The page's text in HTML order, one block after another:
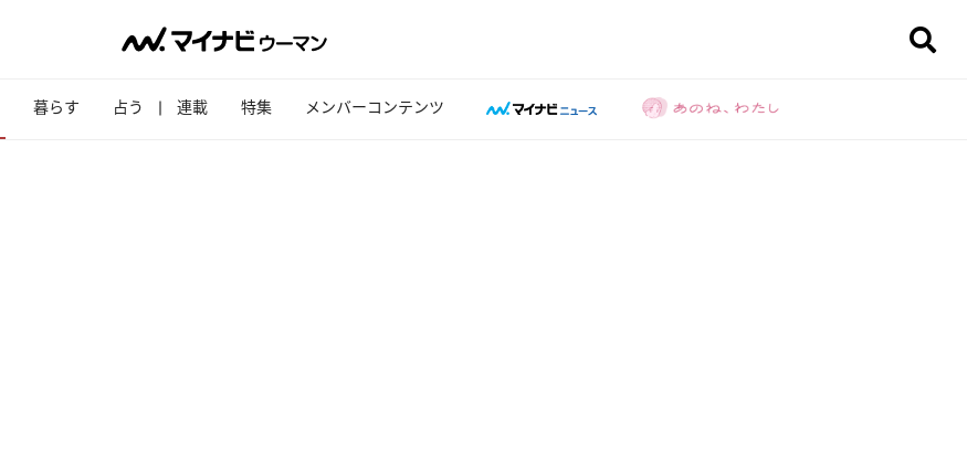
暮らす 占う 連載 特集 メンバーコンテンツ